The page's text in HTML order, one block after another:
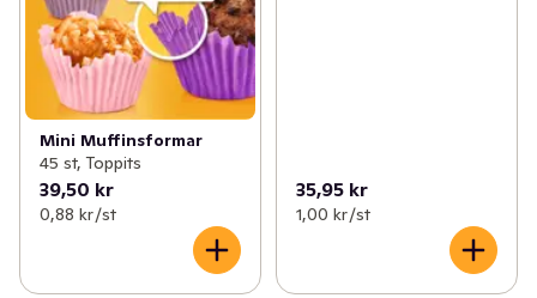
Mini Muffinsformar
45 st, Toppits
39,50 kr
0,88 kr /st
35,95 kr
1,00 kr /st